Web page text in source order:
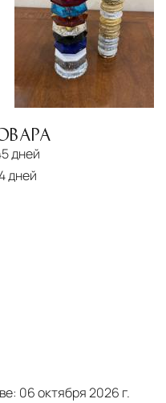
— расширенная
и Московской
непосредственно к
с применением
и техники
и офисы с
дней
дней
06 октября 2026 г.